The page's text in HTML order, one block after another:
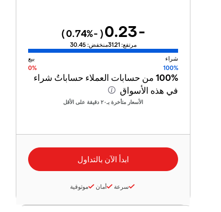
-0.23
(
-0.74
%)
مرتفع:31.21منخفض:30.45
شراء
بيع
100%
0%
100% من حسابات العملاء حساباتُ شراء
في هذه الأسواق
الأسعار متأخرة بـ٢٠ دقيقة على الأقل
سرعة أمان موثوقية